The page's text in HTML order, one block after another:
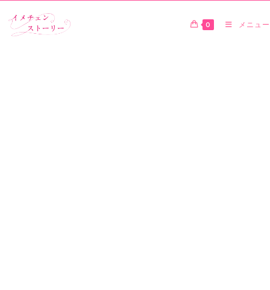
0 メニュー